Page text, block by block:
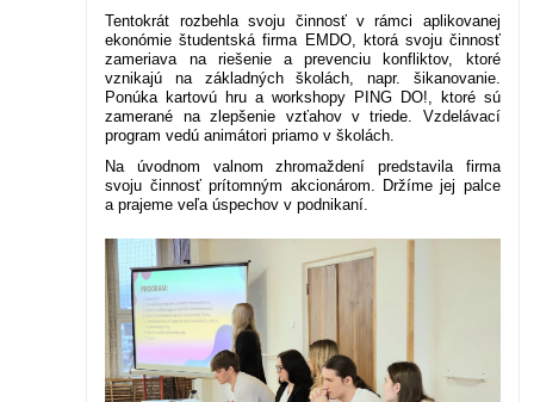
Tentokrát rozbehla svoju činnosť v rámci aplikovanej
ekonómie študentská firma EMDO, ktorá svoju činnosť
zameriava na riešenie a prevenciu konfliktov, ktoré
vznikajú na základných školách, napr. šikanovanie.
Ponúka kartovú hru a workshopy PING DO!, ktoré sú
zamerané na zlepšenie vzťahov v triede. Vzdelávací
program vedú animátori priamo v školách.
Na úvodnom valnom zhromaždení predstavila firma
svoju činnosť prítomným akcionárom. Držíme jej palce
a prajeme veľa úspechov v podnikaní.